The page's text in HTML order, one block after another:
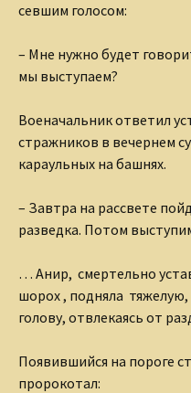
севшим голосом:
– Мне нужно будет
мы выступаем?
Военачальник ответил
стражников в вечернем
караульных на башнях.
– Завтра на рассвете
разведка. Потом
… Анир, смертельно
шорох , подняла
голову, отвлекаясь от
Появившийся на пороге
пророкотал: